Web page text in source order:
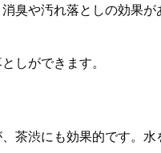
臭や汚れ落としの効果
しができます。
茶渋にも効果的です。